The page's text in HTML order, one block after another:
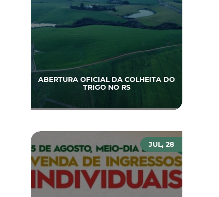
ABERTURA OFICIAL DA COLHEITA DO
TRIGO NO RS
JUL, 28